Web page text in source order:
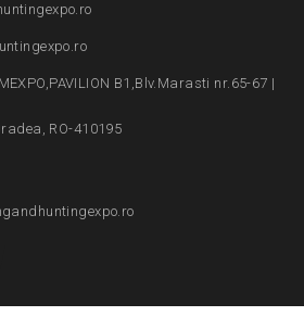
B1,Blv.Marasti nr.65-67 |
RO-410195